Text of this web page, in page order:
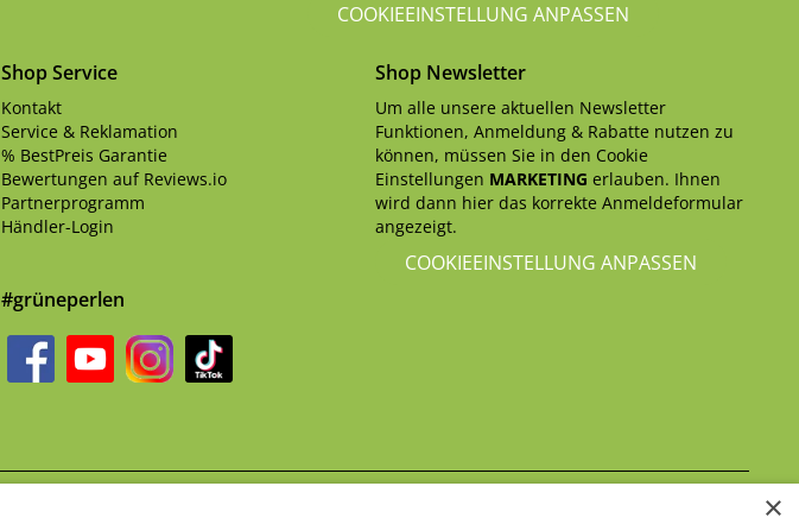
COOKIEEINSTELLUNG ANPASSEN
Shop Service
Kontakt
Service & Reklamation
% BestPreis Garantie
Bewertungen auf Reviews.io
Partnerprogramm
Händler-Login
#grüneperlen
Shop Newsletter
Um alle unsere aktuellen Newsletter
Funktionen, Anmeldung & Rabatte nutzen zu
können, müssen Sie in den Cookie
Einstellungen MARKETING erlauben. Ihnen
wird dann hier das korrekte Anmeldeformular
angezeigt.
COOKIEEINSTELLUNG ANPASSEN
×